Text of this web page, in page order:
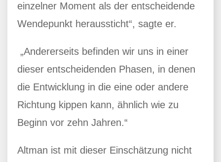
einzelner Moment als der entscheidende
Wendepunkt heraussticht“, sagte er.
„Andererseits befinden wir uns in einer
dieser entscheidenden Phasen, in denen
die Entwicklung in die eine oder andere
Richtung kippen kann, ähnlich wie zu
Beginn vor zehn Jahren.“
Altman ist mit dieser Einschätzung nicht